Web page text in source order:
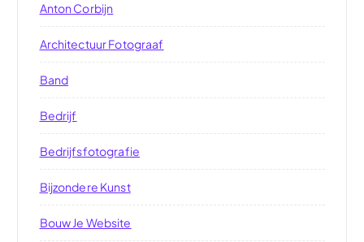
Anton Corbijn
Architectuur Fotograaf
Band
Bedrijf
Bedrijfsfotografie
Bijzondere Kunst
Bouw Je Website